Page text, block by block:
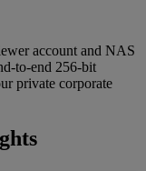
account and NAS
to-end 256-bit
private corporate